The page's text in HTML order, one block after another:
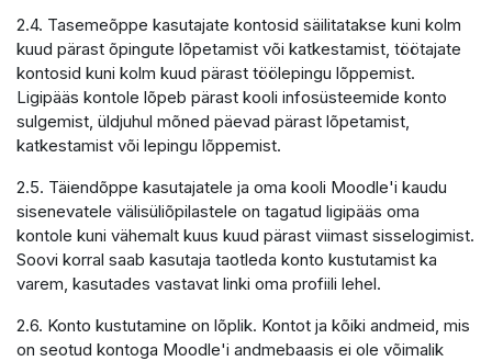
2.4. Tasemeõppe kasutajate kontosid säilitatakse kuni kolm
kuud pärast õpingute lõpetamist või katkestamist, töötajate
kontosid kuni kolm kuud pärast töölepingu lõppemist.
Ligipääs kontole lõpeb pärast kooli infosüsteemide konto
sulgemist, üldjuhul mõned päevad pärast lõpetamist,
katkestamist või lepingu lõppemist.
2.5. Täiendõppe kasutajatele ja oma kooli Moodle'i kaudu
sisenevatele välisüliõpilastele on tagatud ligipääs oma
kontole kuni vähemalt kuus kuud pärast viimast sisselogimist.
Soovi korral saab kasutaja taotleda konto kustutamist ka
varem, kasutades vastavat linki oma profiili lehel.
2.6. Konto kustutamine on lõplik. Kontot ja kõiki andmeid, mis
on seotud kontoga Moodle'i andmebaasis ei ole võimalik